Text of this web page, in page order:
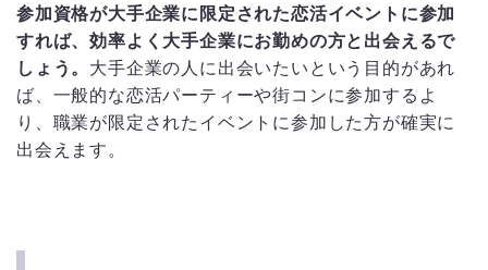
参加資格が大手企業に限定された恋活イベントに参加
すれば、効率よく大手企業にお勤めの方と出会えるで
しょう。 大手企業の人に出会いたいという目的があれ
ば、一般的な恋活パーティーや街コンに参加するよ
り、職業が限定されたイベントに参加した方が確実に
出会えます。